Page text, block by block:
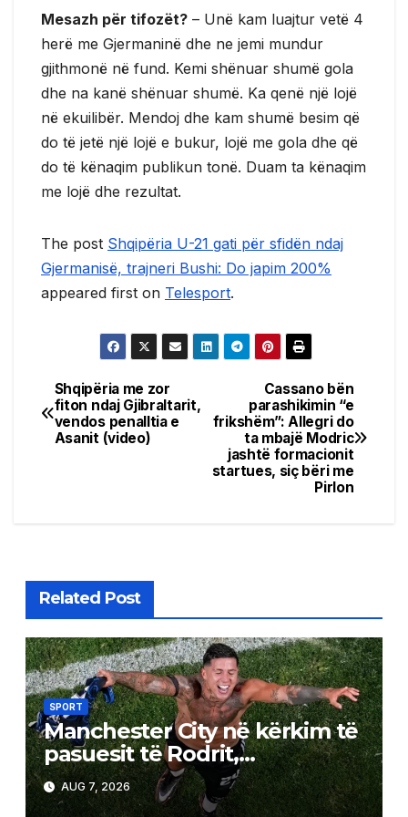
Mesazh për tifozët? – Unë kam luajtur vetë 4
herë me Gjermaninë dhe ne jemi mundur
gjithmonë në fund. Kemi shënuar shumë gola
dhe na kanë shënuar shumë. Ka qenë një lojë
në ekuilibër. Mendoj dhe kam shumë besim që
do të jetë një lojë e bukur, lojë me gola dhe që
do të kënaqim publikun tonë. Duam ta kënaqim
me lojë dhe rezultat.
The post Shqipëria U-21 gati për sfidën ndaj
Gjermanisë, trajneri Bushi: Do japim 200%
appeared first on Telesport.
Post
navigation
Cassano bën
parashikimin “e
frikshëm”: Allegri do
ta mbajë Modric
jashtë formacionit
startues, siç bëri me
Pirlon
Shqipëria me zor
fiton ndaj Gjibraltarit,
vendos penalltia e
Asanit (video)
Related Post
SPORT
Manchester City në kërkim të
pasuesit të Rodrit,
argjentinasi është objektivi
kryesor
AUG 7, 2026